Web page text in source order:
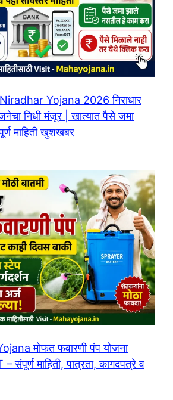
Yojana 2026 निराधार
निधी मंजूर | खात्यात पैसे जमा
माहिती खुशखबर
मोफत फवारणी पंप योजना
माहिती, पात्रता, कागदपत्रे व